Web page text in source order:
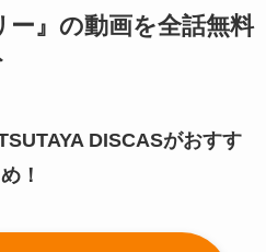
ー』の動画を全話無料
DISCASがおすす
め！